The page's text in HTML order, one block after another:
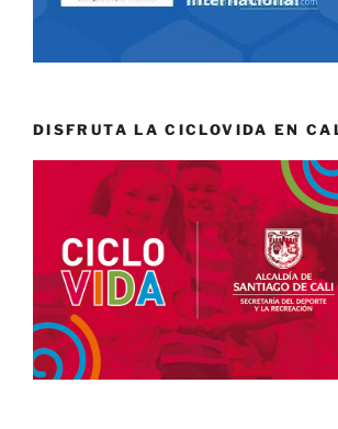
DISFRUTA LA CICLOVIDA EN